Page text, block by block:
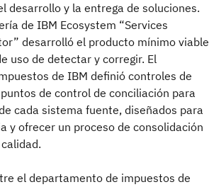
desarrollo y la entrega de soluciones.
de IBM Ecosystem “Services
desarrolló el producto mínimo viable
uso de detectar y corregir. El
de IBM definió controles de
de control de conciliación para
cada sistema fuente, diseñados para
y ofrecer un proceso de consolidación
el departamento de impuestos de